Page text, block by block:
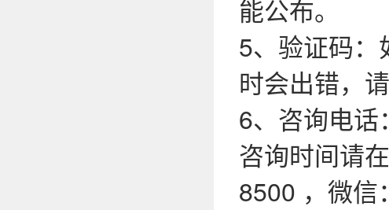
能公布。
5、验证码：
时会出错，
6、咨询电
咨询时间请
8500 ，微信